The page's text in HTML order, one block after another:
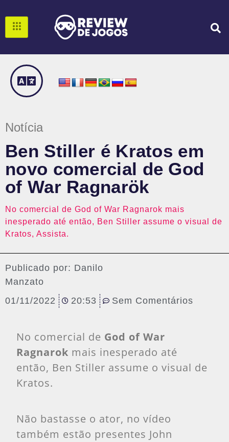
Notícia
Ben Stiller é Kratos em
novo comercial de God
of War Ragnarök
No comercial de God of War Ragnarok mais
inesperado até então, Ben Stiller assume o visual de
Kratos, Assista.
Publicado por: Danilo
Manzato
01/11/2022
20:53 Sem Comentários
No comercial de God of War
Ragnarok mais inesperado até
então, Ben Stiller assume o visual de
Kratos.
Não bastasse o ator, no vídeo
também estão presentes John